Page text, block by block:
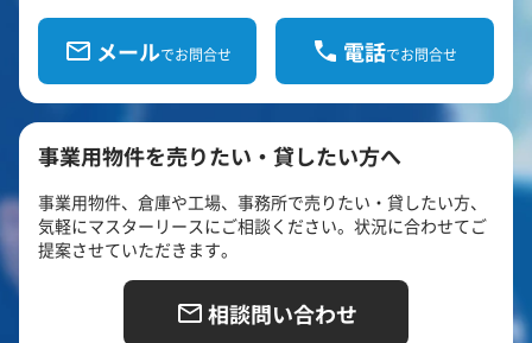
メールでお問合せ 電話でお問合せ
事業用物件を売りたい・貸したい方へ
事業用物件、倉庫や工場、事務所で売りたい・貸したい方、
気軽にマスターリースにご相談ください。状況に合わせてご
提案させていただきます。
相談問い合わせ